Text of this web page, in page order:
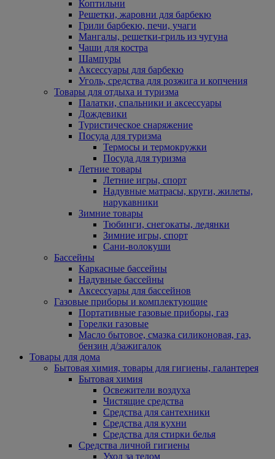
Коптильни
Решетки, жаровни для барбекю
Грили барбекю, печи, учаги
Мангалы, решетки-гриль из чугуна
Чаши для костра
Шампуры
Аксессуары для барбекю
Уголь, средства для розжига и копчения
Товары для отдыха и туризма
Палатки, спальники и аксессуары
Дождевики
Туристическое снаряжение
Посуда для туризма
Термосы и термокружки
Посуда для туризма
Летние товары
Летние игры, спорт
Надувные матрасы, круги, жилеты,
нарукавники
Зимние товары
Тюбинги, снегокаты, ледянки
Зимние игры, спорт
Сани-волокуши
Бассейны
Каркасные бассейны
Надувные бассейны
Аксессуары для бассейнов
Газовые приборы и комплектующие
Портативные газовые приборы, газ
Горелки газовые
Масло бытовое, смазка силиконовая, газ,
бензин д/зажигалок
Товары для дома
Бытовая химия, товары для гигиены, галантерея
Бытовая химия
Освежители воздуха
Чистящие средства
Средства для сантехники
Средства для кухни
Средства для стирки белья
Средства личной гигиены
Уход за телом